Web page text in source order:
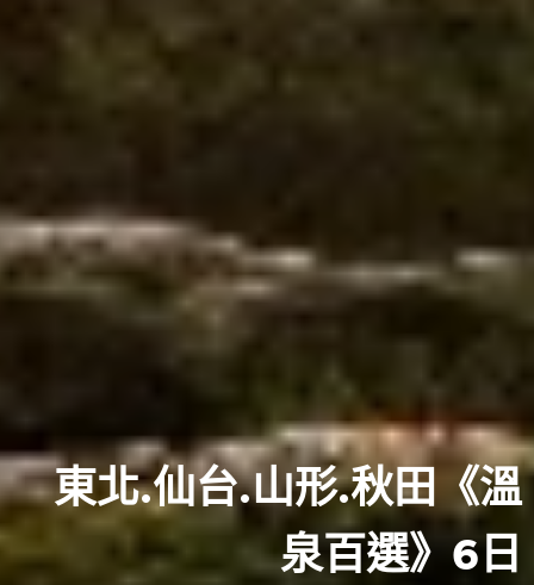
東北.仙台.山形.秋田《溫
泉百選》6日